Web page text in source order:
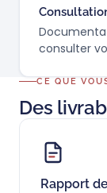
consulter
CE QUE
Des
Rapport